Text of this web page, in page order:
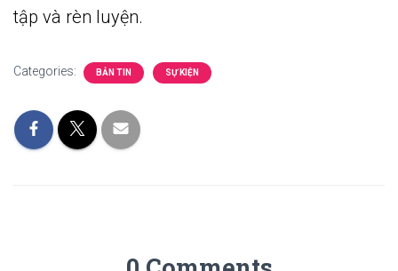
tập và rèn luyện.
Categories: BẢN TIN SỰ KIỆN